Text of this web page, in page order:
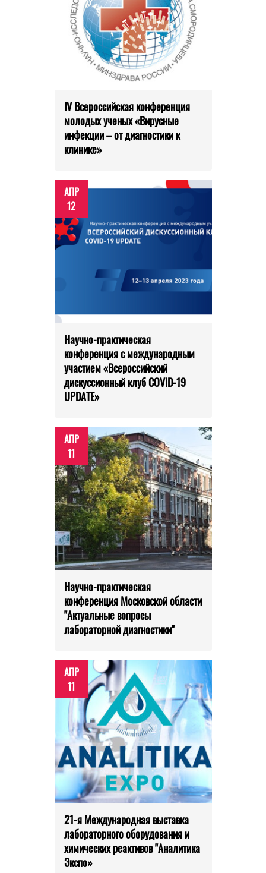
IV Всероссийская конференция
молодых ученых «Вирусные
инфекции – от диагностики к
клинике»
АПР
12
Научно-практическая
конференция с международным
участием «Всероссийский
дискуссионный клуб COVID-19
UPDATE»
АПР
11
Научно-практическая
конференция Московской области
"Актуальные вопросы
лабораторной диагностики"
АПР
11
21-я Международная выставка
лабораторного оборудования и
химических реактивов "Аналитика
Экспо»